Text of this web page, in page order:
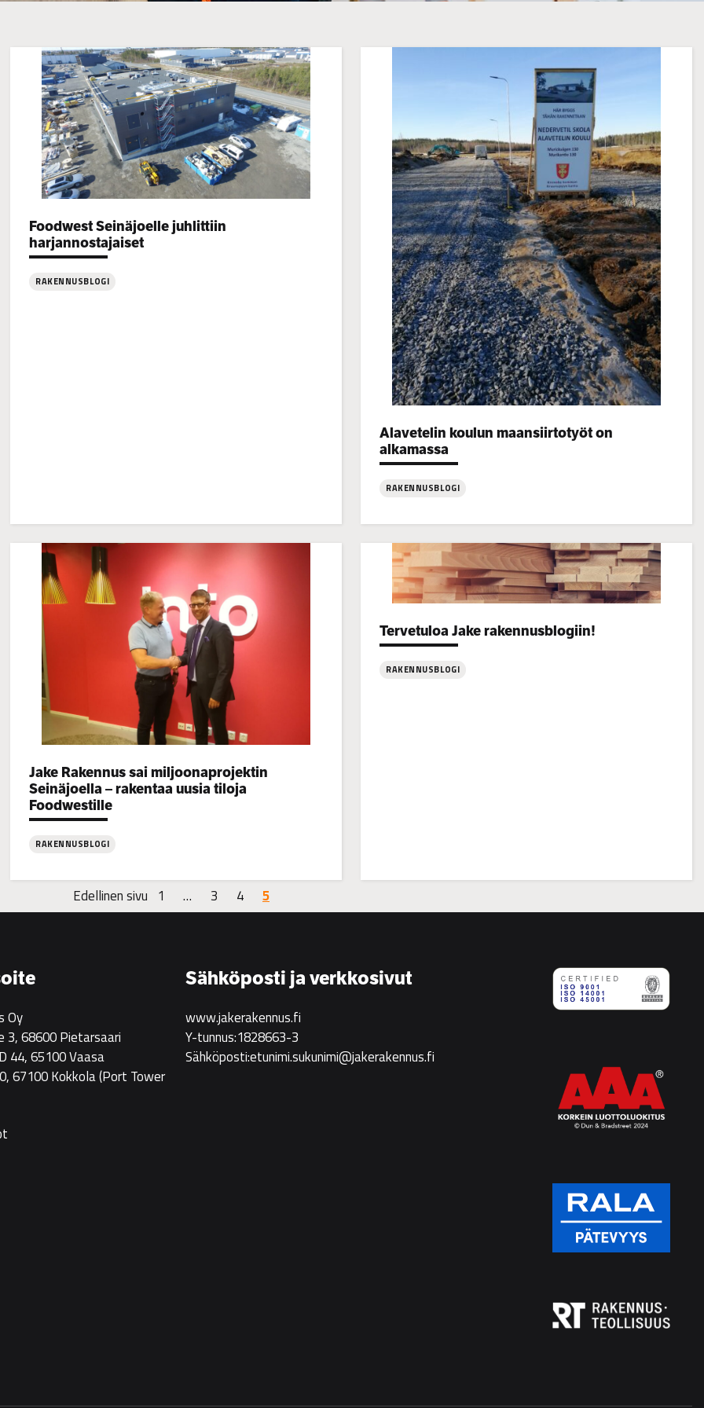
Foodwest Seinäjoelle juhlittiin
harjannostajaiset
Categories:
RAKENNUSBLOGI
Seinäjoelle
juhlittiin
harjannostajaiset
Alavetelin koulun maansiirtotyöt on
alkamassa
Categories:
RAKENNUSBLOGI
koulun
maansiirtotyöt
on
Jake Rakennus sai miljoonaprojektin
Seinäjoella – rakentaa uusia tiloja
Foodwestille
Categories:
RAKENNUSBLOGI
Rakennus
–
tiloja
Foodwestille
Tervetuloa Jake rakennusblogiin!
Categories:
RAKENNUSBLOGI
Jake
Edellinen sivu 1 … 3 4 5
Oy
3, 68600 Pietarsaari
44, 65100 Vaasa
67100 Kokkola(Port Tower
Sähköposti ja verkkosivut
www.jakerakennus.fi
Y-tunnus:1828663-3
Sähköposti:etunimi.sukunimi@jakerakennus.fi